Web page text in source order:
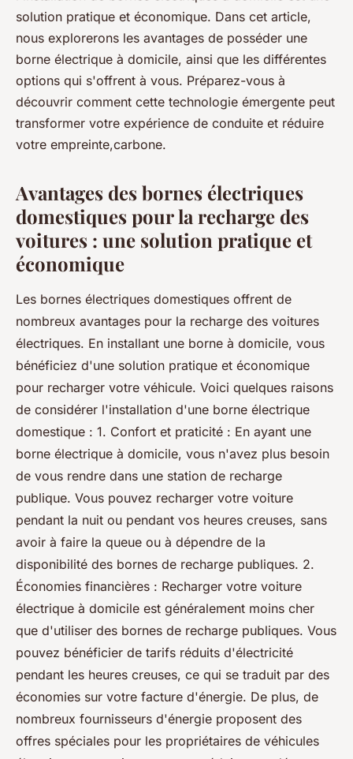
solution pratique et économique. Dans cet article,
nous explorerons les avantages de posséder une
borne électrique à domicile, ainsi que les différentes
options qui s'offrent à vous. Préparez-vous à
découvrir comment cette technologie émergente peut
transformer votre expérience de conduite et réduire
votre empreinte,carbone.
Avantages des bornes électriques
domestiques pour la recharge des
voitures : une solution pratique et
économique
Les bornes électriques domestiques offrent de
nombreux avantages pour la recharge des voitures
électriques. En installant une borne à domicile, vous
bénéficiez d'une solution pratique et économique
pour recharger votre véhicule. Voici quelques raisons
de considérer l'installation d'une borne électrique
domestique : 1. Confort et praticité : En ayant une
borne électrique à domicile, vous n'avez plus besoin
de vous rendre dans une station de recharge
publique. Vous pouvez recharger votre voiture
pendant la nuit ou pendant vos heures creuses, sans
avoir à faire la queue ou à dépendre de la
disponibilité des bornes de recharge publiques. 2.
Économies financières : Recharger votre voiture
électrique à domicile est généralement moins cher
que d'utiliser des bornes de recharge publiques. Vous
pouvez bénéficier de tarifs réduits d'électricité
pendant les heures creuses, ce qui se traduit par des
économies sur votre facture d'énergie. De plus, de
nombreux fournisseurs d'énergie proposent des
offres spéciales pour les propriétaires de véhicules